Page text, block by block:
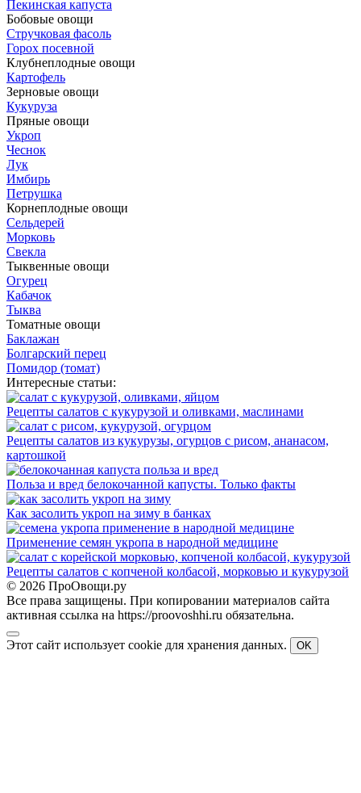
Пекинская капуста
Бобовые овощи
Стручковая фасоль
Горох посевной
Клубнеплодные овощи
Картофель
Зерновые овощи
Кукуруза
Пряные овощи
Укроп
Чеснок
Лук
Имбирь
Петрушка
Корнеплодные овощи
Сельдерей
Морковь
Свекла
Тыквенные овощи
Огурец
Кабачок
Тыква
Томатные овощи
Баклажан
Болгарский перец
Помидор (томат)
Интересные статьи:
Рецепты салатов с кукурузой и оливками, маслинами
Рецепты салатов из кукурузы, огурцов с рисом, ананасом,
картошкой
Польза и вред белокочанной капусты. Только факты
Как засолить укроп на зиму в банках
Применение семян укропа в народной медицине
Рецепты салатов с копченой колбасой, морковью и кукурузой
© 2026 ПроОвощи.ру
Все права защищены. При копировании материалов сайта
активная ссылка на https://proovoshhi.ru обязательна.
Этот сайт использует cookie для хранения данных. OK